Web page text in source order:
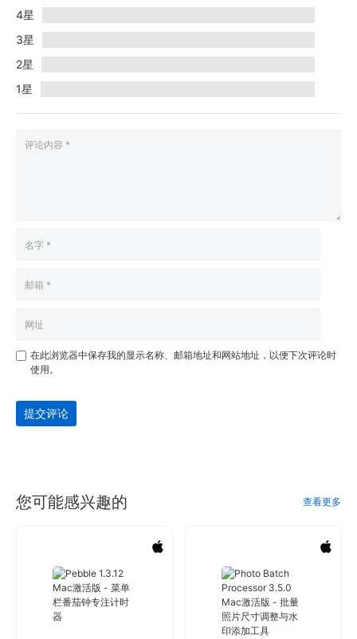
4星
3星
2星
1星
在此浏览器中保存我的显示名称、邮箱地址和网站地址，以便下次评论时
使用。
提交评论
您可能感兴趣的 查看更多